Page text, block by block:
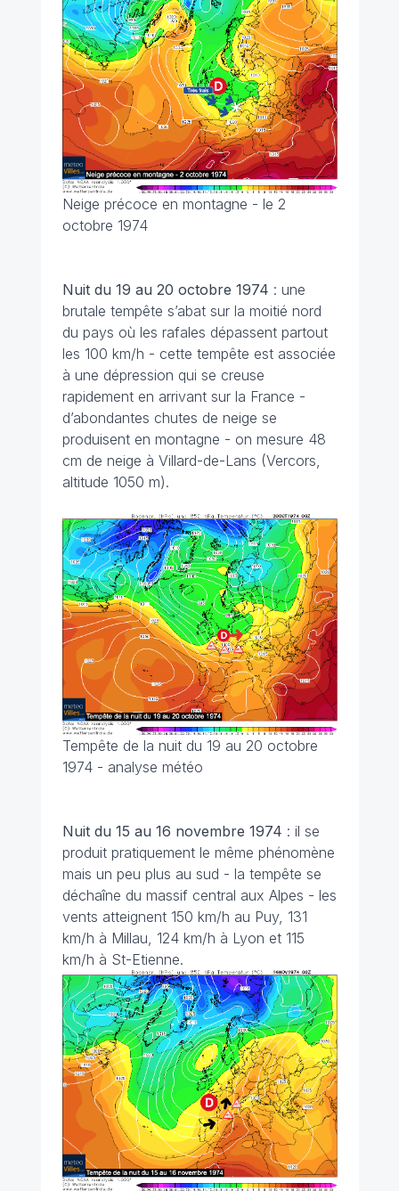
Neige précoce en montagne - le 2
octobre 1974
Nuit du 19 au 20 octobre 1974 : une
brutale tempête s’abat sur la moitié nord
du pays où les rafales dépassent partout
les 100 km/h - cette tempête est associée
à une dépression qui se creuse
rapidement en arrivant sur la France -
d’abondantes chutes de neige se
produisent en montagne - on mesure 48
cm de neige à Villard-de-Lans (Vercors,
altitude 1050 m).
Tempête de la nuit du 19 au 20 octobre
1974 - analyse météo
Nuit du 15 au 16 novembre 1974 : il se
produit pratiquement le même phénomène
mais un peu plus au sud - la tempête se
déchaîne du massif central aux Alpes - les
vents atteignent 150 km/h au Puy, 131
km/h à Millau, 124 km/h à Lyon et 115
km/h à St-Etienne.